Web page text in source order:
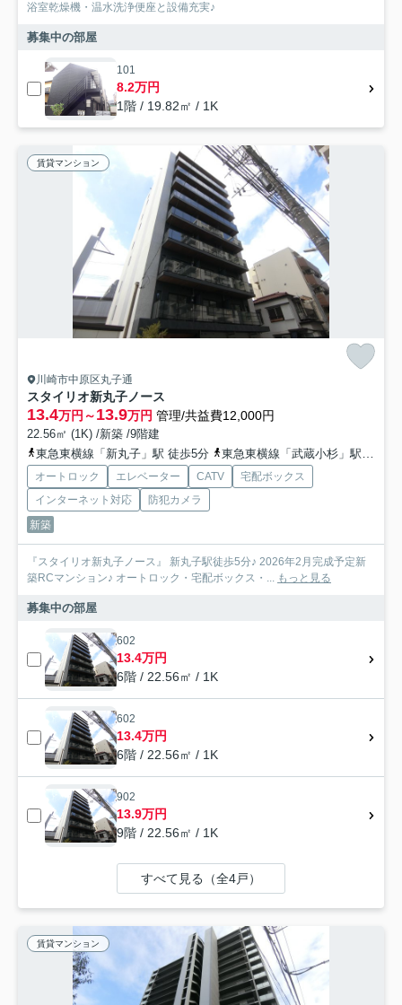
浴室乾燥機・温水洗浄便座と設備充実♪
募集中の部屋
101
8.2万円
1階 / 19.82㎡ / 1K
賃貸マンション
川崎市中原区丸子通
スタイリオ新丸子ノース
13.4万円～13.9万円 管理/共益費12,000円
22.56㎡ (1K) /新築 /9階建
東急東横線「新丸子」駅 徒歩5分
東急東横線「武蔵小杉」駅 徒歩11分
オートロック エレベーター CATV
宅配ボックス
インターネット対応
防犯カメラ
新築
『スタイリオ新丸子ノース』 新丸子駅徒歩5分♪ 2026年2月完成予定新
築RCマンション♪ オートロック・宅配ボックス・... もっと見る
募集中の部屋
602
13.4万円
6階 / 22.56㎡ / 1K
602
13.4万円
6階 / 22.56㎡ / 1K
902
13.9万円
9階 / 22.56㎡ / 1K
すべて見る（全4戸）
賃貸マンション